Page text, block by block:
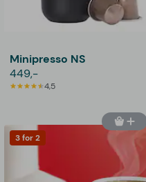
Minipresso NS
449,-
4,5
3 for 2